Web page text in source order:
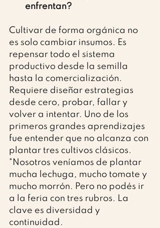
enfrentan?
Cultivar de forma orgánica no
es solo cambiar insumos. Es
repensar todo el sistema
productivo desde la semilla
hasta la comercialización.
Requiere diseñar estrategias
desde cero, probar, fallar y
volver a intentar. Uno de los
primeros grandes aprendizajes
fue entender que no alcanza con
plantar tres cultivos clásicos.
"Nosotros veníamos de plantar
mucha lechuga, mucho tomate y
mucho morrón. Pero no podés ir
a la feria con tres rubros. La
clave es diversidad y
continuidad.